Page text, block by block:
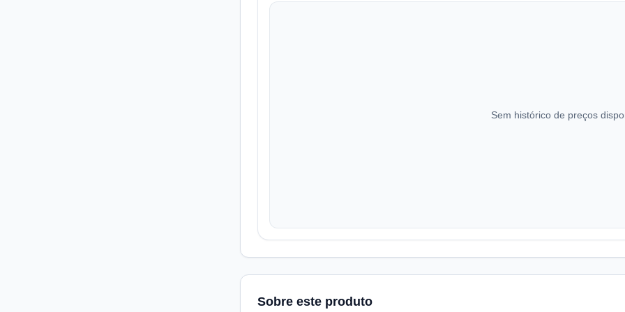
Sem histórico de preços
Sobre este produto